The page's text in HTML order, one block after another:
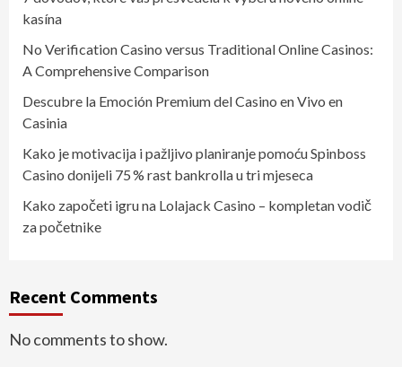
kasína
No Verification Casino versus Traditional Online Casinos:
A Comprehensive Comparison
Descubre la Emoción Premium del Casino en Vivo en
Casinia
Kako je motivacija i pažljivo planiranje pomoću Spinboss
Casino donijeli 75 % rast bankrolla u tri mjeseca
Kako započeti igru na Lolajack Casino – kompletan vodič
za početnike
Recent Comments
No comments to show.